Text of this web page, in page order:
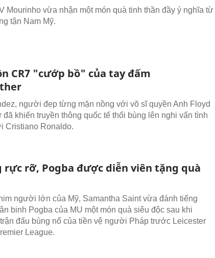
Mourinho vừa nhận một món quà tinh thần đầy ý nghĩa từ
tận Nam Mỹ.
CR7 "cướp bồ" của tay đấm
người đẹp từng mặn nồng với võ sĩ quyền Anh Floyd
đã khiến truyền thông quốc tế thổi bùng lên nghi vấn tình
Cristiano Ronaldo.
rực rỡ, Pogba được diễn viên tặng quà
người lớn của Mỹ, Samantha Saint vừa đánh tiếng
binh Pogba của MU một món quà siêu độc sau khi
đấu bùng nổ của tiền vệ người Pháp trước Leicester
League.